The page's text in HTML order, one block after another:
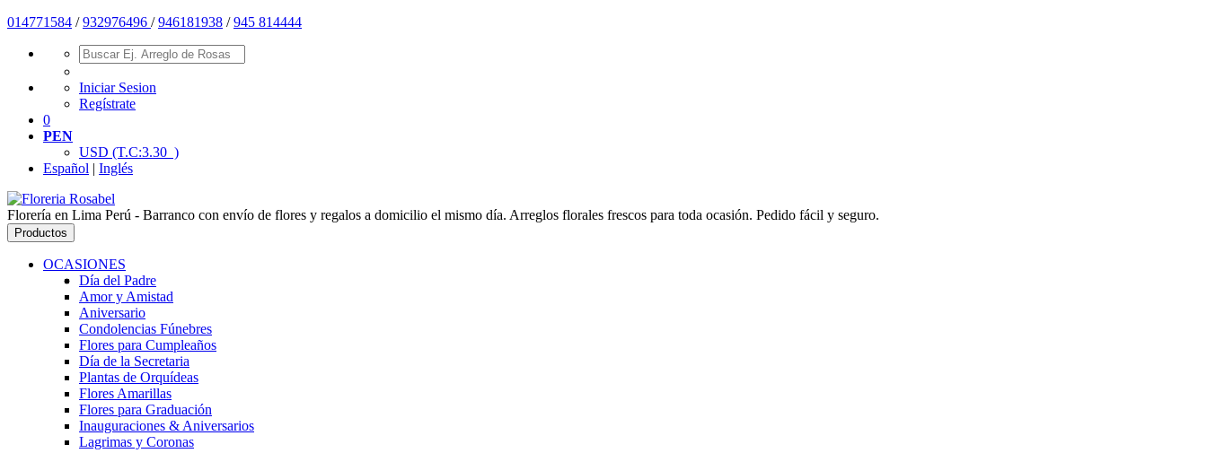
014771584 /932976496 /946181938 /945 814444
Iniciar Sesion
Regístrate
0
PEN
USD (T.C:3.30 )
Español | Inglés
Florería en Lima Perú - Barranco con envío de flores y regalos a domicilio el mismo día. Arreglos florales frescos para toda ocasión. Pedido fácil y seguro.
Productos
OCASIONES
Día del Padre
Amor y Amistad
Aniversario
Condolencias Fúnebres
Flores para Cumpleaños
Día de la Secretaria
Plantas de Orquídeas
Flores Amarillas
Flores para Graduación
Inauguraciones & Aniversarios
Lagrimas y Coronas